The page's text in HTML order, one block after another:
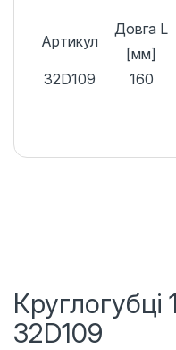
Артикул
Довга L
[мм]
32D109
160
32D109